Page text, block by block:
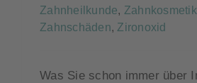
Zahnheilkunde, Zahnkosmetik
Zahnschäden, Zironoxid
Was Sie schon immer über